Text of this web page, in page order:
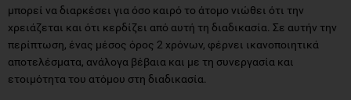
μπορεί να διαρκέσει για όσο καιρό το άτομο νιώθει ότι την
χρειάζεται και ότι κερδίζει από αυτή τη διαδικασία. Σε αυτήν την
περίπτωση, ένας μέσος όρος 2 χρόνων, φέρνει ικανοποιητικά
αποτελέσματα, ανάλογα βέβαια και με τη συνεργασία και
ετοιμότητα του ατόμου στη διαδικασία.